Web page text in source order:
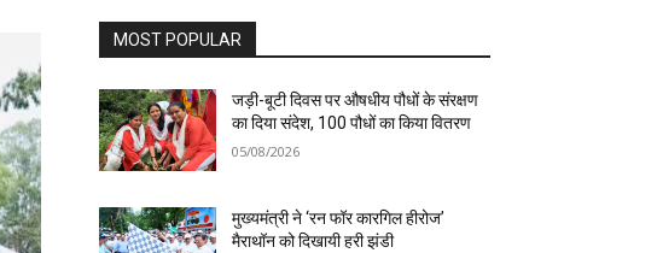
MOST POPULAR
जड़ी-बूटी दिवस पर औषधीय पौधों के संरक्षण
का दिया संदेश, 100 पौधों का किया वितरण
05/08/2026
मुख्यमंत्री ने ‘रन फॉर कारगिल हीरोज’
मैराथॉन को दिखायी हरी झंडी